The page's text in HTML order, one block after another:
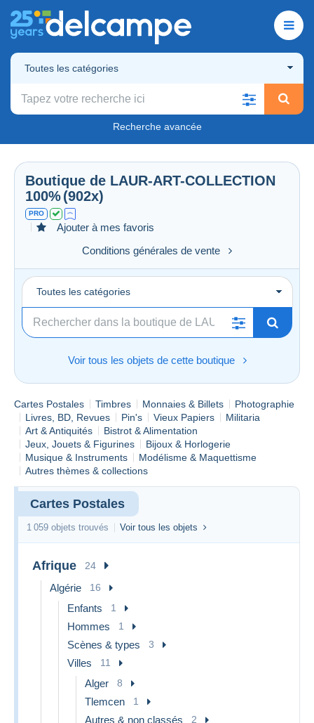
Toutes les catégories
Recherche avancée
Boutique de LAUR-ART-COLLECTION
100%(902x)
PRO
Ajouter à mes favoris
Conditions générales de vente
Toutes les catégories
Voir tous les objets de cette boutique
Cartes Postales Timbres Monnaies & Billets
Photographie
Livres, BD, Revues
Pin's Vieux Papiers
Militaria
Art & Antiquités
Bistrot & Alimentation
Jeux, Jouets & Figurines
Bijoux & Horlogerie
Musique & Instruments
Modélisme & Maquettisme
Autres thèmes & collections
Cartes Postales
1 059 objets trouvés Voir tous les objets
Afrique 24
Algérie 16
Enfants 1
Hommes 1
Scènes & types 3
Villes 11
Alger 8
Tlemcen 1
Autres & non classés 2